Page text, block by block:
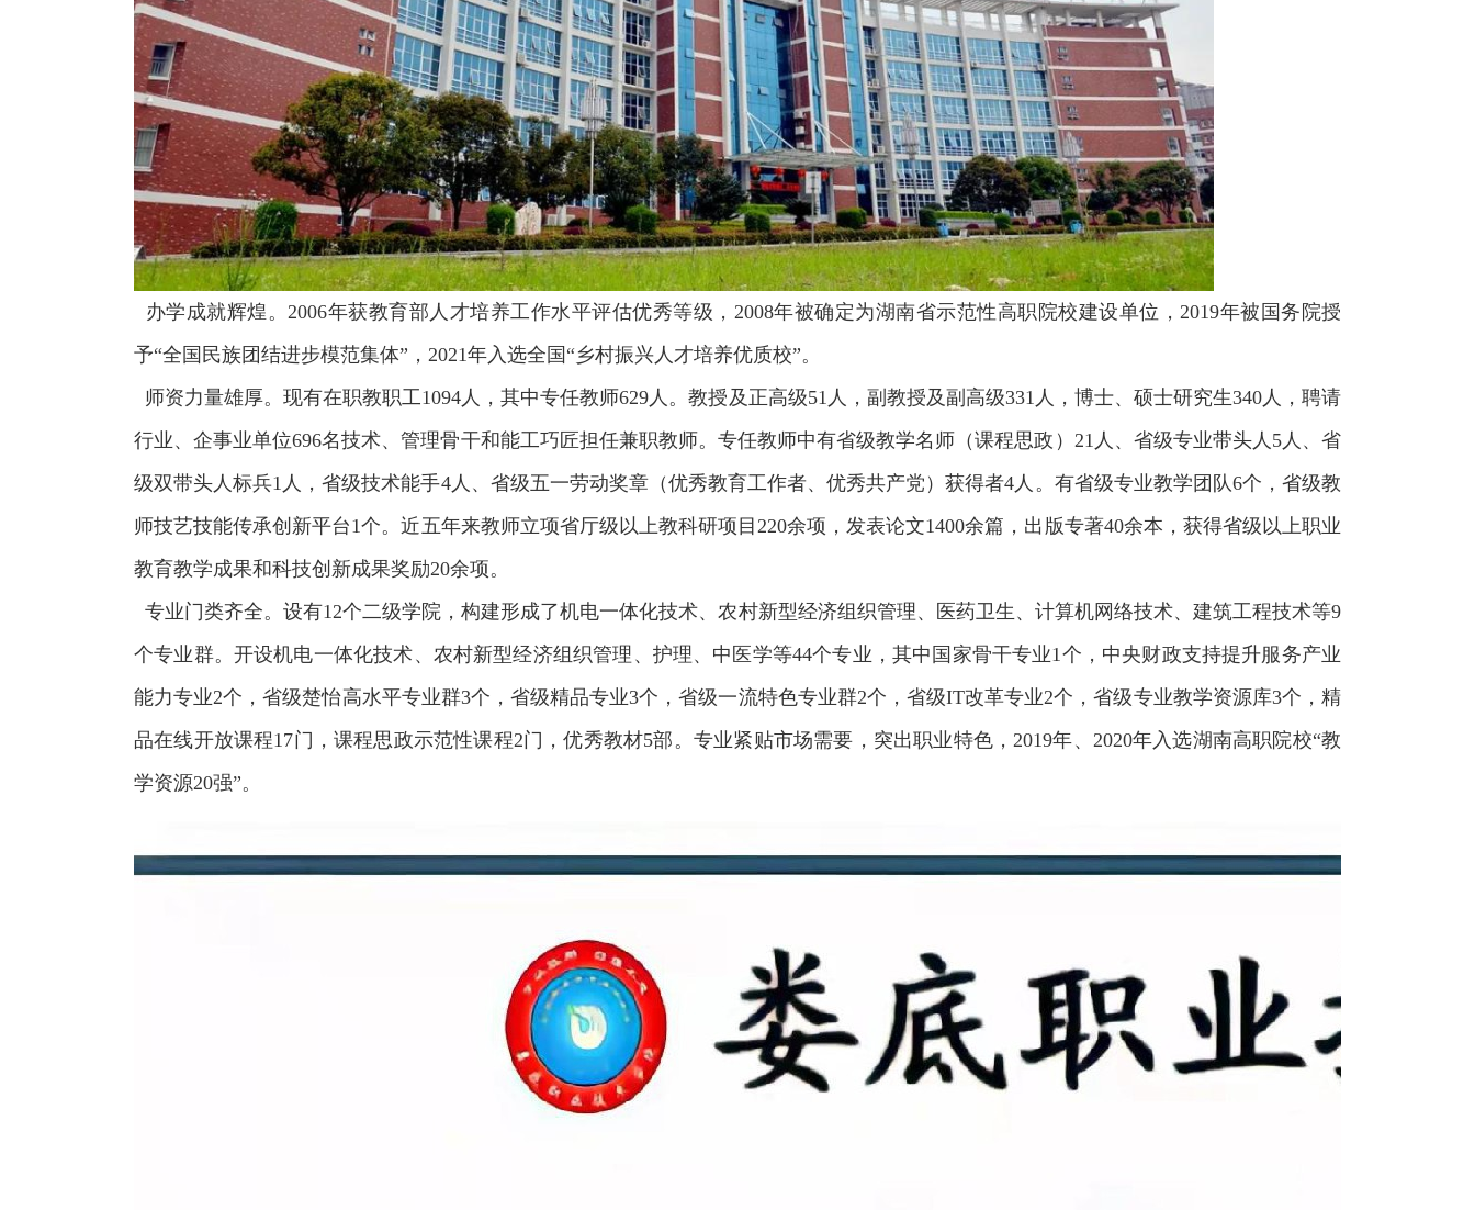
办学成就辉煌。2006年获教育部人才培养工作水平评估优秀等级，2008年被确定为湖南省示范性高职院校建设单位，2019年被国务院授
予“全国民族团结进步模范集体”，2021年入选全国“乡村振兴人才培养优质校”。
师资力量雄厚。现有在职教职工1094人，其中专任教师629人。教授及正高级51人，副教授及副高级331人，博士、硕士研究生340人，聘请
行业、企事业单位696名技术、管理骨干和能工巧匠担任兼职教师。专任教师中有省级教学名师（课程思政）21人、省级专业带头人5人、省
级双带头人标兵1人，省级技术能手4人、省级五一劳动奖章（优秀教育工作者、优秀共产党）获得者4人。有省级专业教学团队6个，省级教
师技艺技能传承创新平台1个。近五年来教师立项省厅级以上教科研项目220余项，发表论文1400余篇，出版专著40余本，获得省级以上职业
教育教学成果和科技创新成果奖励20余项。
专业门类齐全。设有12个二级学院，构建形成了机电一体化技术、农村新型经济组织管理、医药卫生、计算机网络技术、建筑工程技术等9
个专业群。开设机电一体化技术、农村新型经济组织管理、护理、中医学等44个专业，其中国家骨干专业1个，中央财政支持提升服务产业
能力专业2个，省级楚怡高水平专业群3个，省级精品专业3个，省级一流特色专业群2个，省级IT改革专业2个，省级专业教学资源库3个，精
品在线开放课程17门，课程思政示范性课程2门，优秀教材5部。专业紧贴市场需要，突出职业特色，2019年、2020年入选湖南高职院校“教
学资源20强”。